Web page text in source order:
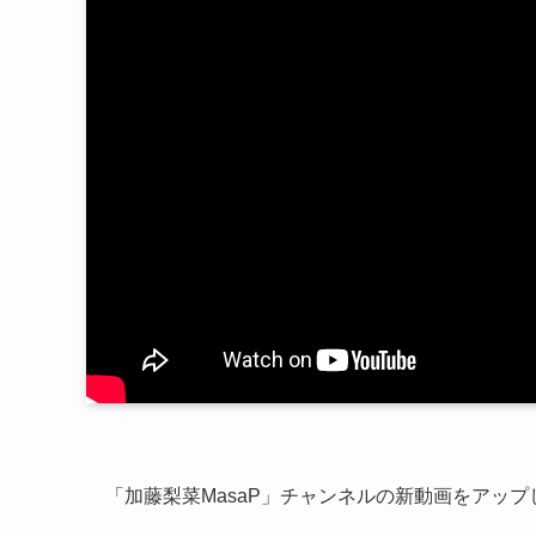
「加藤梨菜MasaP」チャンネルの新動画をアップ